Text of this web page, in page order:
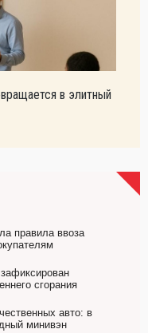
в элитный
правила ввоза
сгорания
авто: в
минивэн